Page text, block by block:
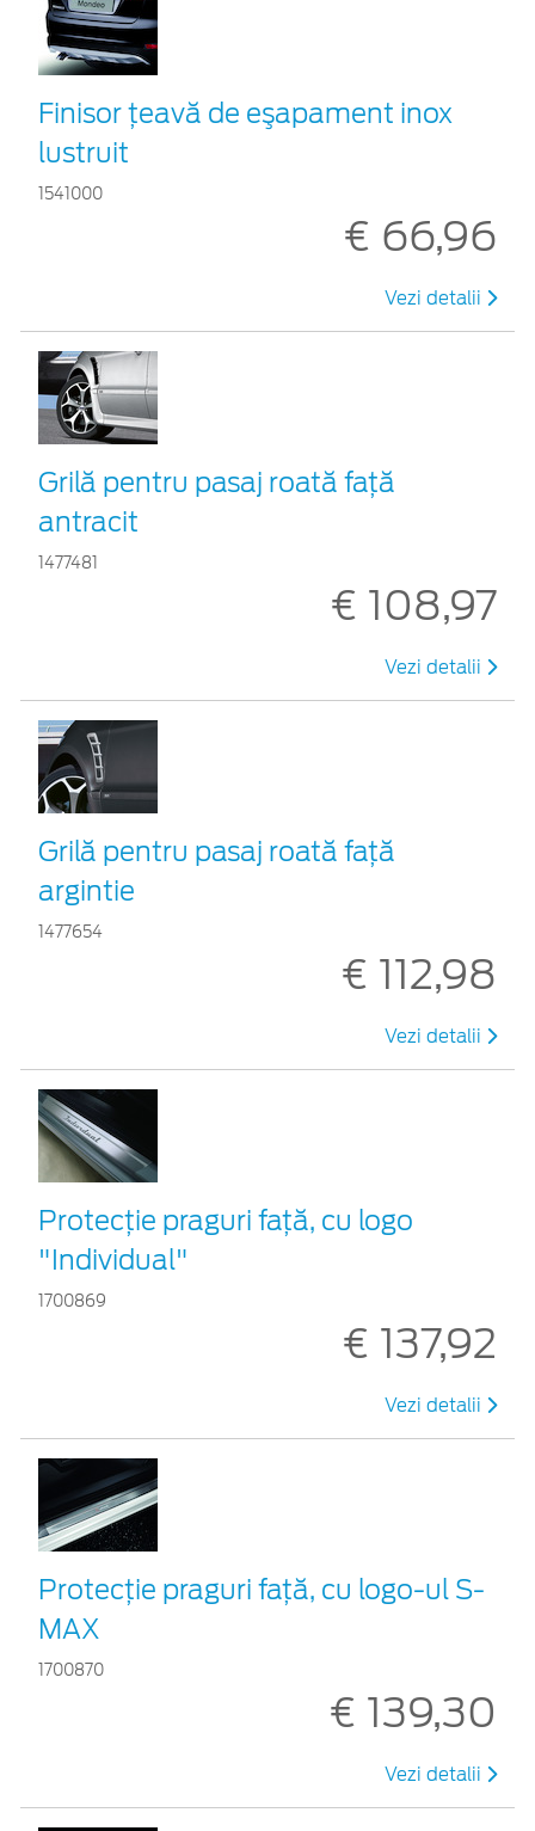
Finisor ţeavă de eşapament inox
lustruit
1541000
€ 66,96
Vezi detalii
Grilă pentru pasaj roată faţă
antracit
1477481
€ 108,97
Vezi detalii
Grilă pentru pasaj roată faţă
argintie
1477654
€ 112,98
Vezi detalii
Protecţie praguri faţă, cu logo
"Individual"
1700869
€ 137,92
Vezi detalii
Protecţie praguri faţă, cu logo-ul S-
MAX
1700870
€ 139,30
Vezi detalii